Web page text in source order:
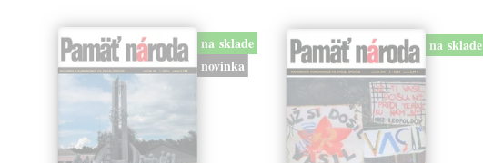
na sklade
novinka
na sklade